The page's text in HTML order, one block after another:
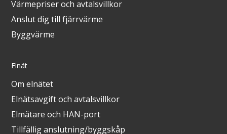
Värmepriser och avtalsvillkor
Anslut dig till fjärrvärme
Byggvärme
Elnät
Om elnätet
Elnätsavgift och avtalsvillkor
Elmätare och HAN-port
Tillfällig anslutning/byggskåp